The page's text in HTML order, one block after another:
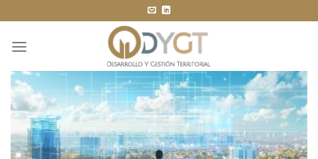
al
contenido